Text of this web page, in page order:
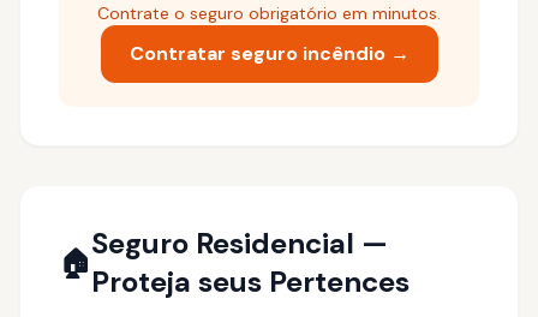
Contrate o seguro obrigatório em minutos.
Contratar seguro incêndio →
🏠
Seguro Residencial —
Proteja seus Pertences